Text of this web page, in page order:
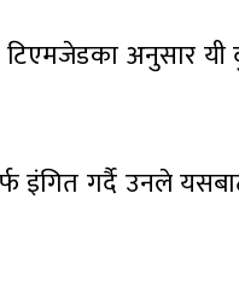
अनुसार यी
इंगित गर्दै उनले